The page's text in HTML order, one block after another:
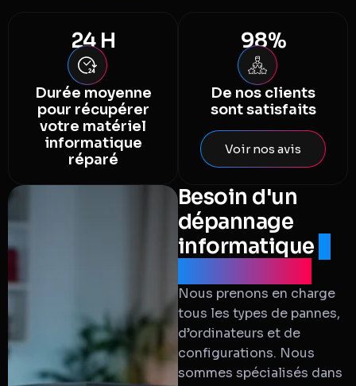
24 H
Durée moyenne
pour récupérer
votre matériel
informatique
réparé
98%
De nos clients
sont satisfaits
Voir nos avis
Besoin d'un
dépannage
informatique
Nous prenons en charge
tous les types de pannes,
d’ordinateurs et de
configurations. Nous
sommes spécialisés dans